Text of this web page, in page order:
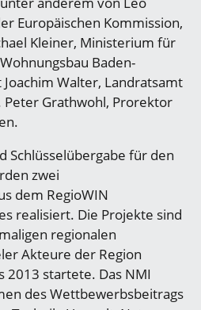
Europäischen Kommission,
Kleiner, Ministerium für
Baden-
Walter, Landratsamt
Peter Grathwohl, Prorektor
Schlüsselübergabe für den
zwei
dem RegioWIN
realisiert. Die Projekte sind
regionalen
Akteure der Region
2013 startete. Das NMI
des Wettbewerbsbeitrags